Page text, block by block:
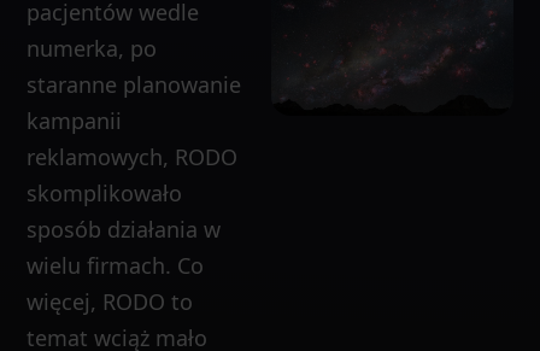
pacjentów wedle
numerka, po
staranne planowanie
kampanii
reklamowych, RODO
skomplikowało
sposób działania w
wielu firmach. Co
więcej, RODO to
temat wciąż mało